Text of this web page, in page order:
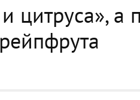
цитруса», а